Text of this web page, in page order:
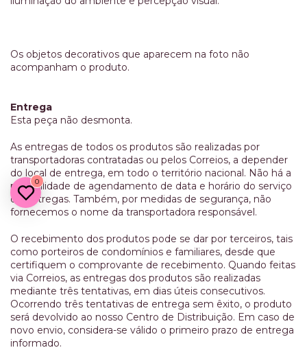
Os objetos decorativos que aparecem na foto não
acompanham o produto.
Entrega
Esta peça não desmonta.
As entregas de todos os produtos são realizadas por
transportadoras contratadas ou pelos Correios, a depender
do local de entrega, em todo o território nacional. Não há a
possibilidade de agendamento de data e horário do serviço
de entregas. Também, por medidas de segurança, não
fornecemos o nome da transportadora responsável.
O recebimento dos produtos pode se dar por terceiros, tais
como porteiros de condomínios e familiares, desde que
certifiquem o comprovante de recebimento. Quando feitas
via Correios, as entregas dos produtos são realizadas
mediante três tentativas, em dias úteis consecutivos.
Ocorrendo três tentativas de entrega sem êxito, o produto
será devolvido ao nosso Centro de Distribuição. Em caso de
novo envio, considera-se válido o primeiro prazo de entrega
informado.
0